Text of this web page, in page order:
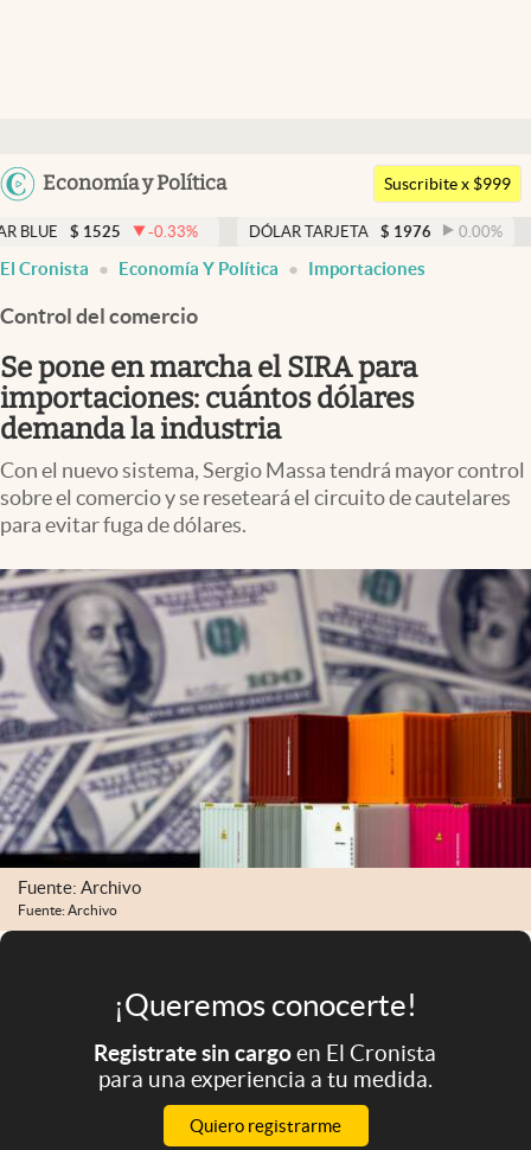
Argentina
Economía y Política
Members
Economía y Política
Finanzas y Mercados
Mercados Online
Negocios
Columnistas
Apertura
Clase
Clima
Mundial 2026
Eventos Corporativos
El Cronista Studio
Mediakit
abre en nueva pestaña
Argentina
Suscribite x $999
-0.33 % DÓLAR TARJETA $ 1976 0.00% DÓLAR MEP
El Cronista Economía Y Política Importaciones
Control del comercio
Se pone en marcha el SIRA para
importaciones: cuántos dólares
demanda la industria
Con el nuevo sistema, Sergio Massa tendrá mayor control
sobre el comercio y se reseteará el circuito de cautelares
para evitar fuga de dólares.
Fuente: Archivo
Fuente: Archivo
¡Queremos conocerte!
Registrate sin cargoen El Cronista
para una experiencia a tu medida.
Quiero registrarme